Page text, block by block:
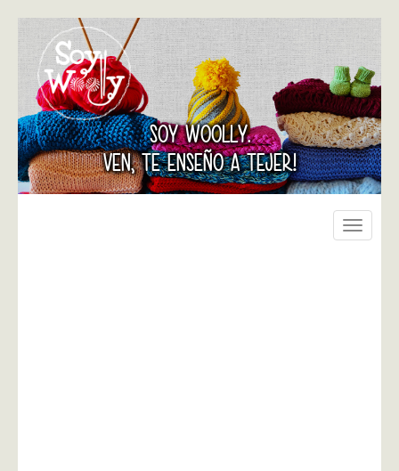
SOY WOOLLY.
VEN, TE ENSEÑO A TEJER!
Toggle